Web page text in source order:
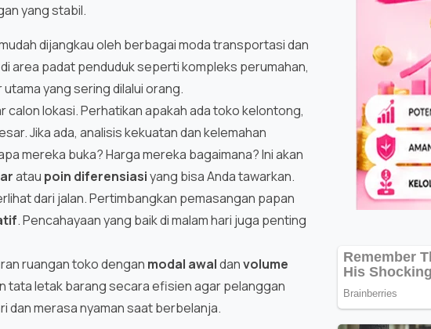
yang stabil.
dijangkau oleh berbagai moda transportasi dan
area padat penduduk seperti kompleks perumahan,
yang sering dilalui orang.
calon lokasi. Perhatikan apakah ada toko kelontong,
Jika ada, analisis kekuatan dan kelemahan
mereka buka? Harga mereka bagaimana? Ini akan
atau poin diferensiasiyang bisa Anda tawarkan.
dari jalan. Pertimbangkan pemasangan papan
. Pencahayaan yang baik di malam hari juga penting
ruangan toko dengan modal awaldanvolume
tata letak barang secara efisien agar pelanggan
dan merasa nyaman saat berbelanja.